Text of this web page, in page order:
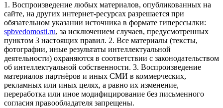
1. Воспроизведение любых материалов, опубликованных на
сайте, на других интернет-ресурсах разрешается при
обязательном указании источника в формате гиперссылки:
spbvedomosti.ru, за исключением случаев, предусмотренных
пунктом 3 настоящих правил. 2. Все материалы (тексты,
фотографии, иные результаты интеллектуальной
деятельности) охраняются в соответствии с законодательством
об интеллектуальной собственности. 3. Воспроизведение
материалов партнёров и иных СМИ в коммерческих,
рекламных или иных целях, а равно их изменение,
переработка или иное модифицирование без письменного
согласия правообладателя запрещены.